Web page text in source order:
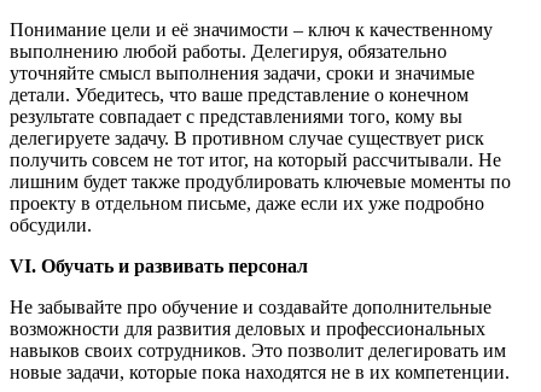
Понимание цели и её значимости – ключ к качественному
выполнению любой работы. Делегируя, обязательно
уточняйте смысл выполнения задачи, сроки и значимые
детали. Убедитесь, что ваше представление о конечном
результате совпадает с представлениями того, кому вы
делегируете задачу. В противном случае существует риск
получить совсем не тот итог, на который рассчитывали. Не
лишним будет также продублировать ключевые моменты по
проекту в отдельном письме, даже если их уже подробно
обсудили.
VI. Обучать и развивать персонал
Не забывайте про обучение и создавайте дополнительные
возможности для развития деловых и профессиональных
навыков своих сотрудников. Это позволит делегировать им
новые задачи, которые пока находятся не в их компетенции.